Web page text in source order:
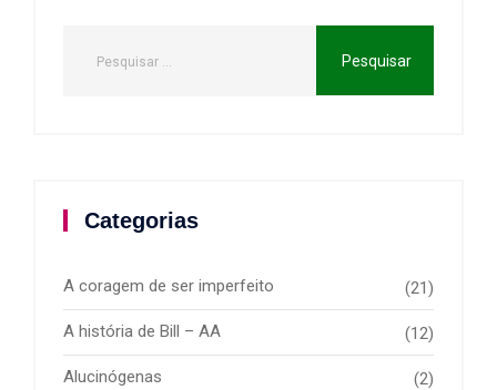
Categorias
A coragem de ser imperfeito (21)
A história de Bill – AA (12)
Alucinógenas (2)